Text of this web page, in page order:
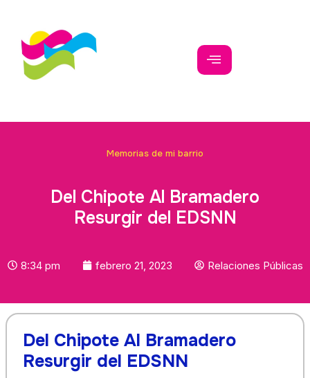
Memorias de mi barrio
Del Chipote Al Bramadero
Resurgir del EDSNN
8:34 pm febrero 21, 2023 Relaciones Públicas
Del Chipote Al Bramadero
Resurgir del EDSNN